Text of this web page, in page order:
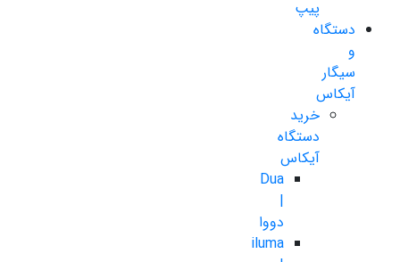
پیپ
دستگاه
و
سیگار
آیکاس
خرید
دستگاه
آیکاس
Dua
|
دووا
iluma